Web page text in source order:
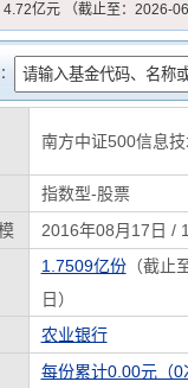
4.72亿元 （截止至：2026-
南方中证500信息
指数型-股票
2016年08月17日 /
1.7509亿份（截止
日）
农业银行
每份累计0.00元（0